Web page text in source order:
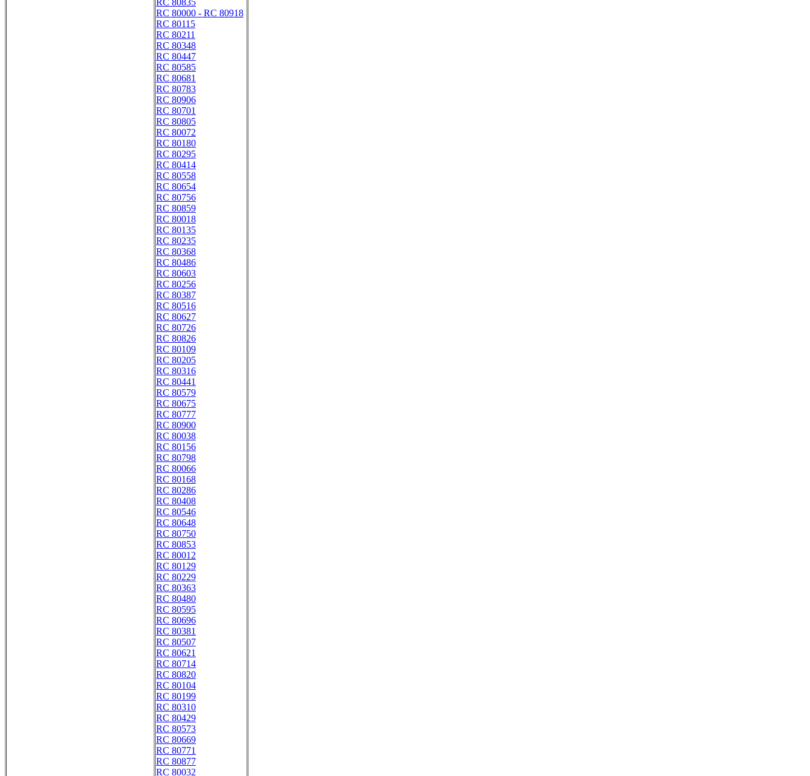
RC 80835
RC 80000 - RC 80918
RC 80115
RC 80211
RC 80348
RC 80447
RC 80585
RC 80681
RC 80783
RC 80906
RC 80701
RC 80805
RC 80072
RC 80180
RC 80295
RC 80414
RC 80558
RC 80654
RC 80756
RC 80859
RC 80018
RC 80135
RC 80235
RC 80368
RC 80486
RC 80603
RC 80256
RC 80387
RC 80516
RC 80627
RC 80726
RC 80826
RC 80109
RC 80205
RC 80316
RC 80441
RC 80579
RC 80675
RC 80777
RC 80900
RC 80038
RC 80156
RC 80798
RC 80066
RC 80168
RC 80286
RC 80408
RC 80546
RC 80648
RC 80750
RC 80853
RC 80012
RC 80129
RC 80229
RC 80363
RC 80480
RC 80595
RC 80696
RC 80381
RC 80507
RC 80621
RC 80714
RC 80820
RC 80104
RC 80199
RC 80310
RC 80429
RC 80573
RC 80669
RC 80771
RC 80877
RC 80032